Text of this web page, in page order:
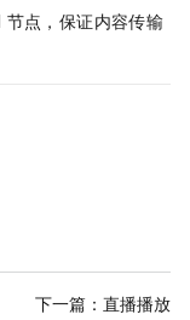
节点，保证内容传输
下一篇： 直播播放